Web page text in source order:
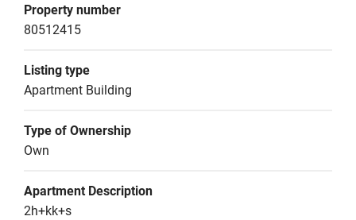
Property number
80512415
Listing type
Apartment Building
Type of Ownership
Own
Apartment Description
2h+kk+s